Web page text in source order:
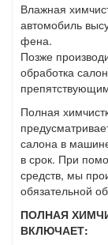
Влажная
автомобиль
фена.
Позже
обработка
Полная
салона в
в срок. При
средств, мы
обязательной
ПОЛНАЯ
ВКЛЮЧАЕТ: